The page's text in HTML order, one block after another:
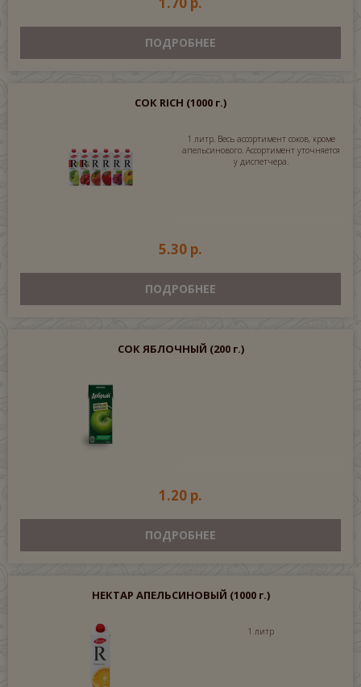
ПОДРОБНЕЕ
СОК RICH (1000 г.)
1 литр. Весь ассортимент соков, кроме
апельсинового. Ассортимент уточняется
у диспетчера.
5.30 р.
ПОДРОБНЕЕ
СОК ЯБЛОЧНЫЙ (200 г.)
1.20 р.
ПОДРОБНЕЕ
НЕКТАР АПЕЛЬСИНОВЫЙ (1000 г.)
1 литр